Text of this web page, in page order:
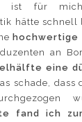
ist für
hätte
hochwertige
an
eine
schade, dass
fand ich